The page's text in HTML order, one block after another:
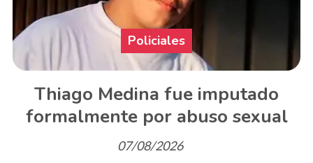
Thiago Medina fue imputado
formalmente por abuso sexual
Policiales
07/08/2026